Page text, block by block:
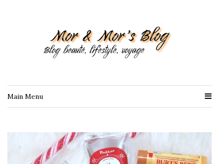
Main Menu